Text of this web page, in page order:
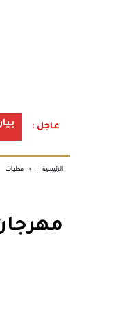
عاجل :
الرئيسية ← محليات